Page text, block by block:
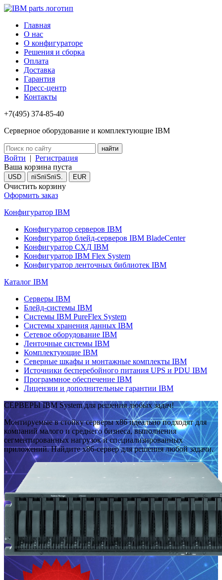
Главная
О нас
О конфигураторе
Решения и сборка
Оплата
Доставка
Гарантия
Пресс-центр
Контакты
+7(495) 374-85-40
Серверное оборудование и комплектующие IBM
Войти | Регистрация
Ваша корзина пуста
USD пїЅпїЅпїЅ. EUR
Очистить корзину
Оформить заказ
Конфигуратор IBM
Конфигуратор серверов IBM
Конфигуратор блейд-серверов IBM BladeCenter
Конфигуратор СХД IBM
Конфигуратор IBM Flex System
Конфигуратор ленточных библиотек IBM
Каталог IBM
Серверы IBM
Блейд-системы IBM
Системы IBM PureFlex System
Системы хранения данных IBM
Сетевое оборудование IBM
Ленточные системы IBM
Комплектующие IBM
Северные шкафы и монтажные комплекты IBM
Источники бесперебойного питания UPS и PDU IBM
Программное обеспечение IBM
Лицензии и дополнительные гарантии IBM
СЕРВЕРЫ IBM System для решения любых задач!
Монтируемые в стойку серверы x86 идеально подходят для
компаний малого и среднего бизнеса, выполнения
сегментированных нагрузок и специализированных
приложений. Найдите x86-сервер для решения любой задачи.